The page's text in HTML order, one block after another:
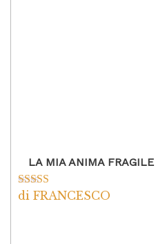
LA MIA ANIMA FRAGILE
Valutato5su
di FRANCESCO